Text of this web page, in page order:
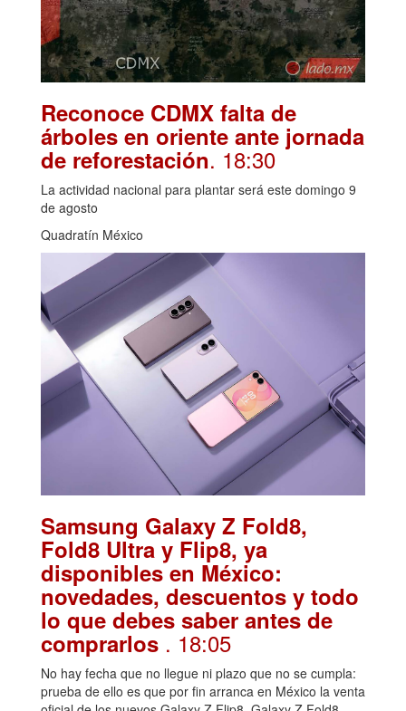
Reconoce CDMX falta de
árboles en oriente ante jornada
de reforestación. 18:30
La actividad nacional para plantar será este domingo 9
de agosto
Quadratín México
Samsung Galaxy Z Fold8,
Fold8 Ultra y Flip8, ya
disponibles en México:
novedades, descuentos y todo
lo que debes saber antes de
comprarlos . 18:05
No hay fecha que no llegue ni plazo que no se cumpla:
prueba de ello es que por fin arranca en México la venta